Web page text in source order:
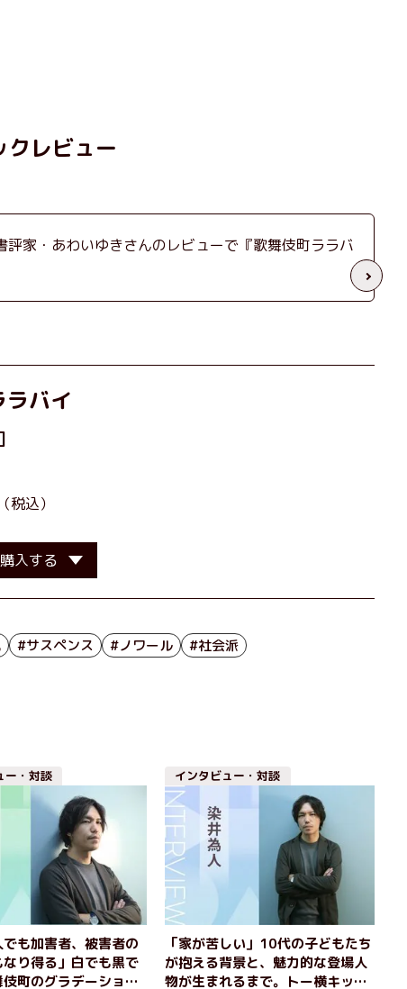
クレビュー
家・あわいゆきさんのレビューで『歌舞伎町ララバ
バイ
税込）
入する
#サスペンス #ノワール #社会派
ー・対談
でも加害者、被害者の
なり得る」白でも黒で
町のグラデーション
インタビュー・対談
「家が苦しい」10代の子どもたち
が抱える背景と、魅力的な登場人
物が生まれるまで。トー横キッズ